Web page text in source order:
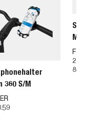
360 S/M
85580